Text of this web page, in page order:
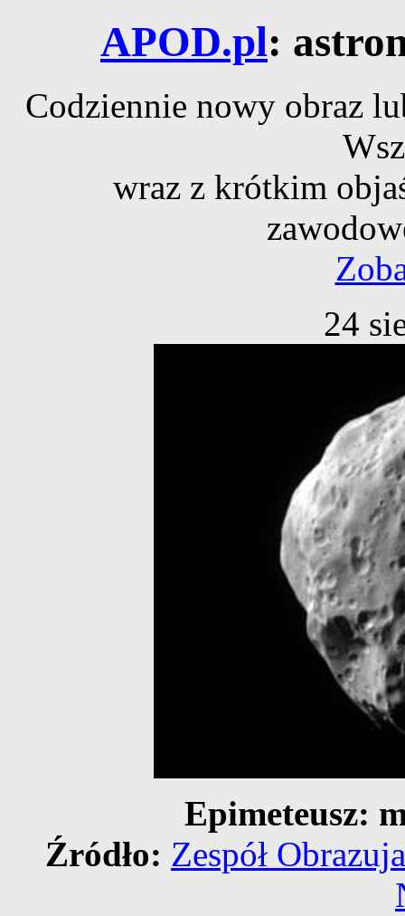
APOD.pl:
Codziennie nowy obraz
wraz z krótkim
24
Epimeteusz:
Źródło: Zespół